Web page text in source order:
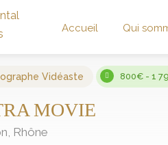
Accueil Qui
Vidéaste 800€ - 1
MOVIE
Rhône